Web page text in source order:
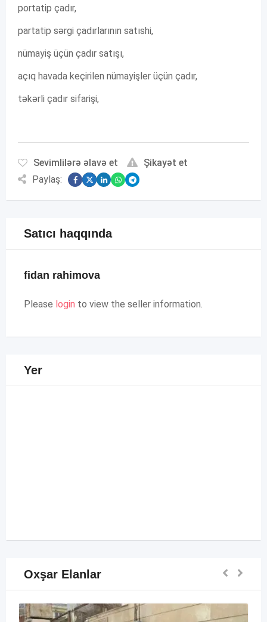
portatip çadır,
partatip sərgi çadırlarının satıshi,
nümayiş üçün çadır satışı,
açıq havada keçirilen nümayişler üçün çadır,
təkərli çadır sifarişi,
Sevimlilərə əlavə et
Şikayət et
Paylaş:
Satıcı haqqında
fidan rahimova
Please login to view the seller information.
Yer
Oxşar Elanlar